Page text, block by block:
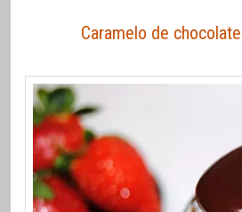
Caramelo de